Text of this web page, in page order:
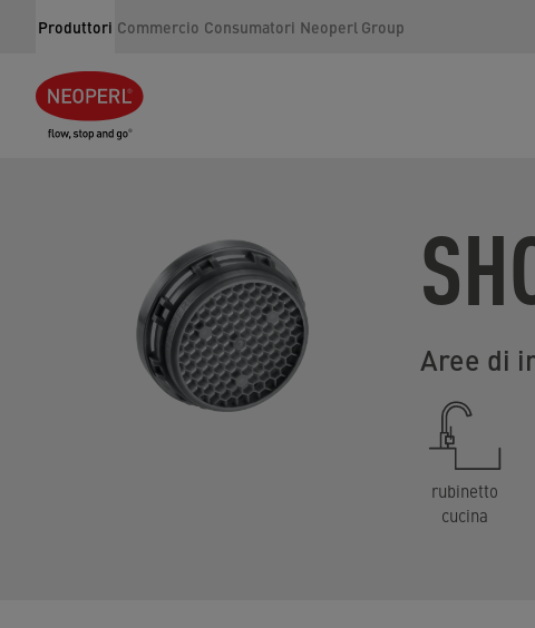
Produttori Commercio Consumatori Neoperl Group
Aree di
rubinetto
cucina